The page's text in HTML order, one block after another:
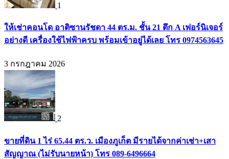
1
ให้เช่าคอนโด อาติซานรัชดา 44 ตร.ม. ชั้น 21 ตึก A เฟอร์นิเจอร์
อย่างดี เครื่องใช้ไฟฟ้าครบ พร้อมเข้าอยู่ได้เลย โทร 0974563645
3 กรกฎาคม 2026
2
ขายที่ดิน 1 ไร่ 65.44 ตร.ว. เมืองภูเก็ต มีรายได้จากค่าเช่า+เสา
สัญญาณ (ไม่รับนายหน้า) โทร 089-6496664